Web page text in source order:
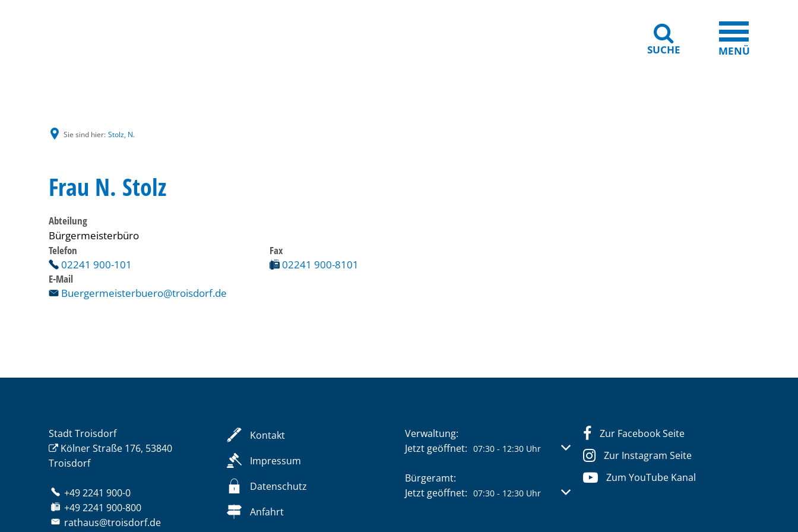
SUCHE MENÜ
Sie sind hier: Stolz, N.
Frau N. Stolz
Abteilung
Bürgermeisterbüro
Telefon
02241 900-101
Fax
02241 900-8101
E-Mail
Buergermeisterbuero@troisdorf.de
Stadt Troisdorf
Kölner Straße 176, 53840
Troisdorf
+49 2241 900-0
+49 2241 900-800
rathaus@troisdorf.de
Kontakt
Impressum
Datenschutz
Anfahrt
Verwaltung:
Klicken, um weitere Öffnungs- oder Schließzeiten auszublenden
Jetzt geöffnet: 07:30 - 12:30 Uhr Von 07:30 bis 12:30 Uhr
Bürgeramt:
Klicken, um weitere Öffnungs- oder Schließzeiten auszublenden
Jetzt geöffnet: 07:30 - 12:30 Uhr Von 07:30 bis 12:30 Uhr
Zur Facebook Seite
Zur Instagram Seite
Zum YouTube Kanal